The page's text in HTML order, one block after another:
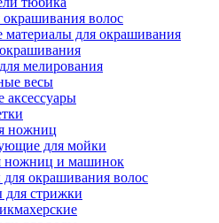
волос
материалы для окрашивания
мелирования
весы
аксессуары
ножниц
для мойки
ножниц и машинок
окрашивания волос
стрижки